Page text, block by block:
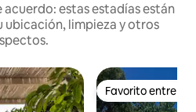
acuerdo: estas estadías están
ubicación, limpieza y otros
Favorito entre
Favorito entre